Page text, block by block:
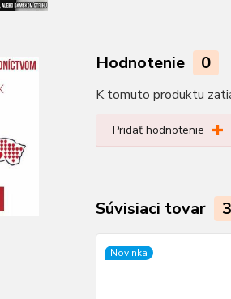
Hodnotenie 0
K tomuto produktu
Pridať hodnotenie
Súvisiaci tovar 3
Novinka